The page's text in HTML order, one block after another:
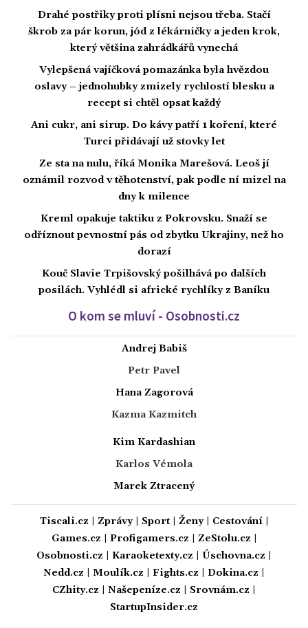
Drahé postřiky proti plísni nejsou třeba. Stačí
škrob za pár korun, jód z lékárničky a jeden krok,
který většina zahrádkářů vynechá
Vylepšená vajíčková pomazánka byla hvězdou
oslavy – jednohubky zmizely rychlostí blesku a
recept si chtěl opsat každý
Ani cukr, ani sirup. Do kávy patří 1 koření, které
Turci přidávají už stovky let
Ze sta na nulu, říká Monika Marešová. Leoš jí
oznámil rozvod v těhotenství, pak podle ní mizel na
dny k milence
Kreml opakuje taktiku z Pokrovsku. Snaží se
odříznout pevnostní pás od zbytku Ukrajiny, než ho
dorazí
Kouč Slavie Trpišovský pošilhává po dalších
posilách. Vyhlédl si africké rychlíky z Baníku
O kom se mluví - Osobnosti.cz
Andrej Babiš
Petr Pavel
Hana Zagorová
Kazma Kazmitch
Kim Kardashian
Karlos Vémola
Marek Ztracený
Tiscali.cz Zprávy| Sport| Ženy| Cestování|
Games.cz
Profigamers.cz ZeStolu.cz
Osobnosti.cz
Karaoketexty.cz Úschovna.cz
Nedd.cz
Moulík.cz Fights.cz Dokina.cz
CZhity.cz
Našepeníze.cz Srovnám.cz
StartupInsider.cz